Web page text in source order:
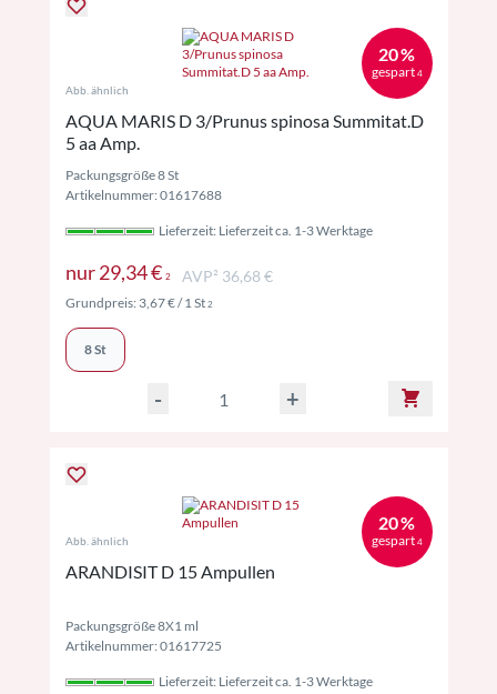
20 %
gespart 4
Abb. ähnlich
AQUA MARIS D 3/Prunus spinosa Summitat.D
5 aa Amp.
Packungsgröße 8 St
Artikelnummer: 01617688
Lieferzeit: Lieferzeit ca. 1-3 Werktage
nur29,34 € 2Preise inkl. MwSt. ggf. zzgl. Versand
AVP² 36,68 €
Grundpreis: 3,67 €/ 1 St 2Preise inkl. MwSt. ggf. zzgl. Versand
8 St
- +
20 %
gespart 4
Abb. ähnlich
ARANDISIT D 15 Ampullen
Packungsgröße 8X1 ml
Artikelnummer: 01617725
Lieferzeit: Lieferzeit ca. 1-3 Werktage